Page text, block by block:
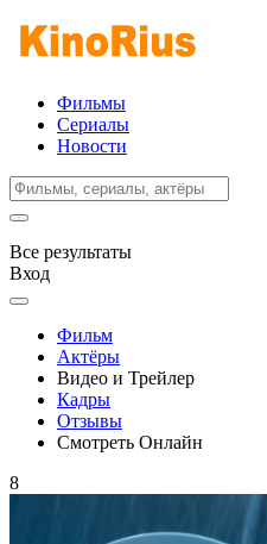
Фильмы
Сериалы
Новости
Все результаты
Вход
Фильм
Актёры
Видео и Трейлер
Кадры
Отзывы
Смотреть Онлайн
8